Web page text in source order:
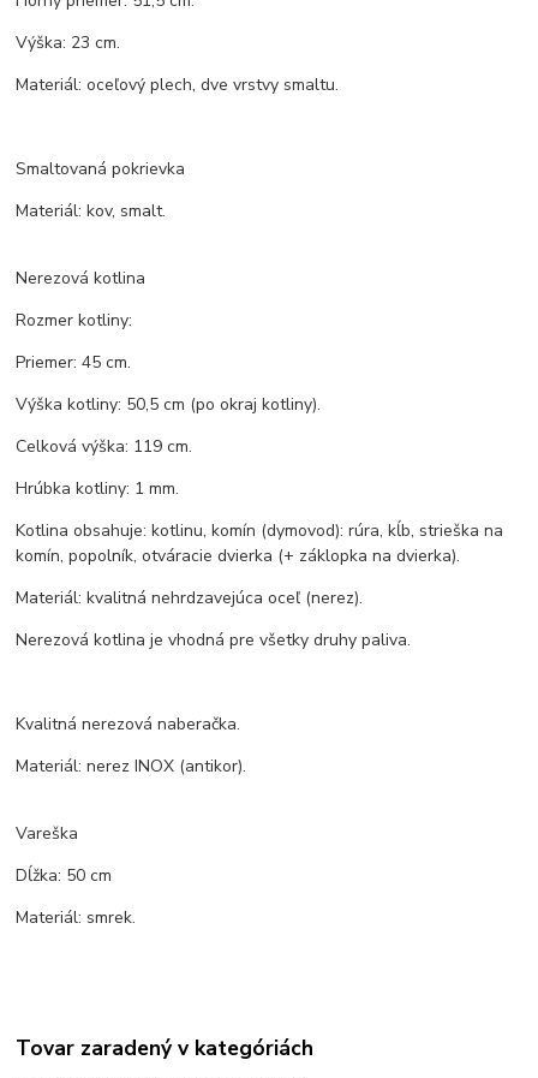
Výška: 23 cm.
Materiál: oceľový plech, dve vrstvy smaltu.
Smaltovaná pokrievka
Materiál: kov, smalt.
Nerezová kotlina
Rozmer kotliny:
Priemer: 45 cm.
Výška kotliny: 50,5 cm (po okraj kotliny).
Celková výška: 119 cm.
Hrúbka kotliny: 1 mm.
Kotlina obsahuje: kotlinu, komín (dymovod): rúra, kĺb, strieška na
komín, popolník, otváracie dvierka (+ záklopka na dvierka).
Materiál: kvalitná nehrdzavejúca oceľ (nerez).
Nerezová kotlina je vhodná pre všetky druhy paliva.
Kvalitná nerezová naberačka.
Materiál: nerez INOX (antikor).
Vareška
Dĺžka: 50 cm
Materiál: smrek.
Tovar zaradený v kategóriách